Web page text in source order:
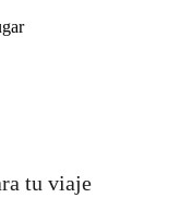
tu viaje